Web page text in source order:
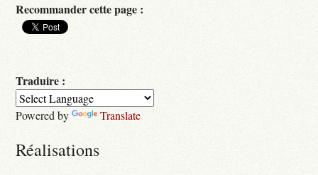
Recommander cette page :
Traduire :
Powered by Translate
Réalisations